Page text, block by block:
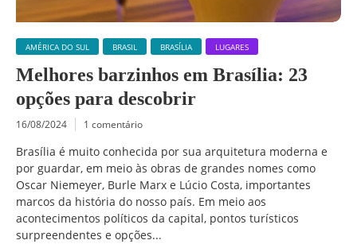
AMÉRICA DO SUL BRASIL BRASÍLIA LUGARES
Melhores barzinhos em Brasília: 23
opções para descobrir
16/08/2024 1 comentário
Brasília é muito conhecida por sua arquitetura moderna e
por guardar, em meio às obras de grandes nomes como
Oscar Niemeyer, Burle Marx e Lúcio Costa, importantes
marcos da história do nosso país. Em meio aos
acontecimentos políticos da capital, pontos turísticos
surpreendentes e opções...